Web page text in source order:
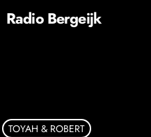
Radio Bergeijk
TOYAH & ROBERT